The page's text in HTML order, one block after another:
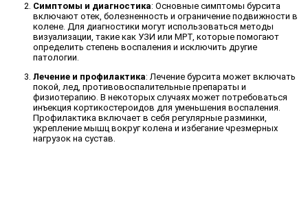
Симптомы и диагностика: Основные симптомы бурсита
включают отек, болезненность и ограничение подвижности в
колене. Для диагностики могут использоваться методы
визуализации, такие как УЗИ или МРТ, которые помогают
определить степень воспаления и исключить другие
патологии.
Лечение и профилактика: Лечение бурсита может включать
покой, лед, противовоспалительные препараты и
физиотерапию. В некоторых случаях может потребоваться
инъекция кортикостероидов для уменьшения воспаления.
Профилактика включает в себя регулярные разминки,
укрепление мышц вокруг колена и избегание чрезмерных
нагрузок на сустав.